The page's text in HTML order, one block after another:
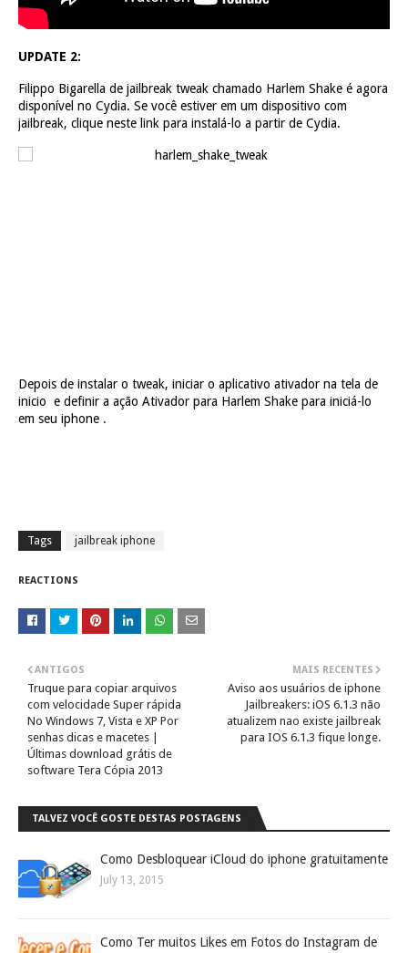
UPDATE 2:
Filippo Bigarella de jailbreak tweak chamado Harlem Shake é agora
disponível no Cydia. Se você estiver em um dispositivo com
jailbreak, clique neste link para instalá-lo a partir de Cydia.
Depois de instalar o tweak, iniciar o aplicativo ativador na tela de
inicio e definir a ação Ativador para Harlem Shake para iniciá-lo
em seu iphone .
Tags jailbreak iphone
REACTIONS
MAIS RECENTES
Aviso aos usuários de iphone
Jailbreakers: iOS 6.1.3 não
atualizem nao existe jailbreak
para IOS 6.1.3 fique longe.
ANTIGOS
Truque para copiar arquivos
com velocidade Super rápida
No Windows 7, Vista e XP Por
senhas dicas e macetes |
Últimas download grátis de
software Tera Cópia 2013
TALVEZ VOCÊ GOSTE DESTAS POSTAGENS
Como Desbloquear iCloud do iphone gratuitamente
July 13, 2015
Como Ter muitos Likes em Fotos do Instagram de